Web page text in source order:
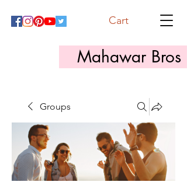
Mahawar Bros
Cart
Groups